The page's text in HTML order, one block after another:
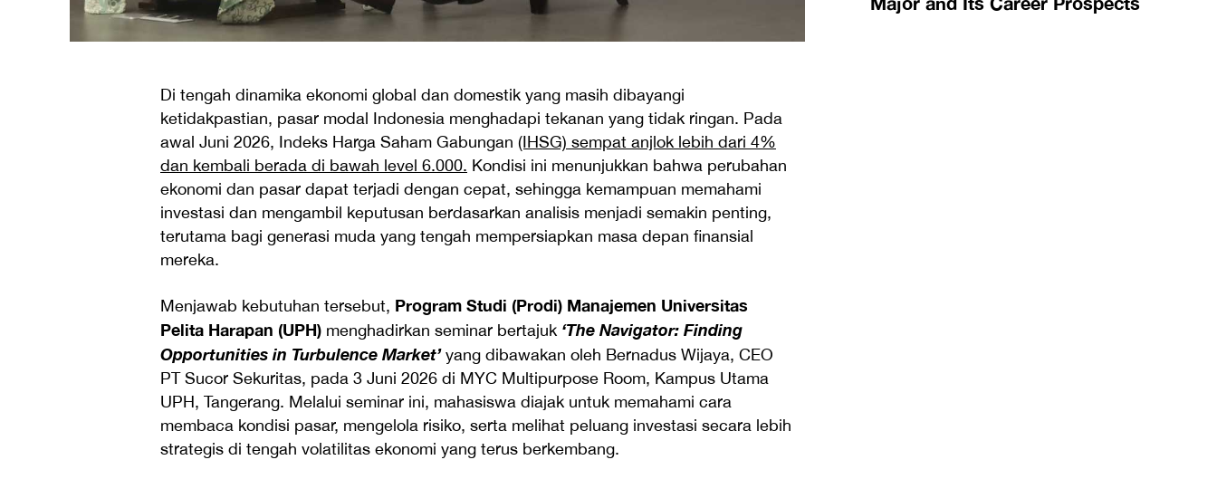
Di tengah dinamika ekonomi global dan domestik yang masih dibayangi
ketidakpastian, pasar modal Indonesia menghadapi tekanan yang tidak ringan. Pada
awal Juni 2026, Indeks Harga Saham Gabungan (IHSG) sempat anjlok lebih dari 4%
dan kembali berada di bawah level 6.000. Kondisi ini menunjukkan bahwa perubahan
ekonomi dan pasar dapat terjadi dengan cepat, sehingga kemampuan memahami
investasi dan mengambil keputusan berdasarkan analisis menjadi semakin penting,
terutama bagi generasi muda yang tengah mempersiapkan masa depan finansial
mereka.
Menjawab kebutuhan tersebut, Program Studi (Prodi) Manajemen Universitas
Pelita Harapan (UPH) menghadirkan seminar bertajuk ‘The Navigator: Finding
Opportunities in Turbulence Market’yang dibawakan oleh Bernadus Wijaya, CEO
PT Sucor Sekuritas, pada 3 Juni 2026 di MYC Multipurpose Room, Kampus Utama
UPH, Tangerang. Melalui seminar ini, mahasiswa diajak untuk memahami cara
membaca kondisi pasar, mengelola risiko, serta melihat peluang investasi secara lebih
strategis di tengah volatilitas ekonomi yang terus berkembang.